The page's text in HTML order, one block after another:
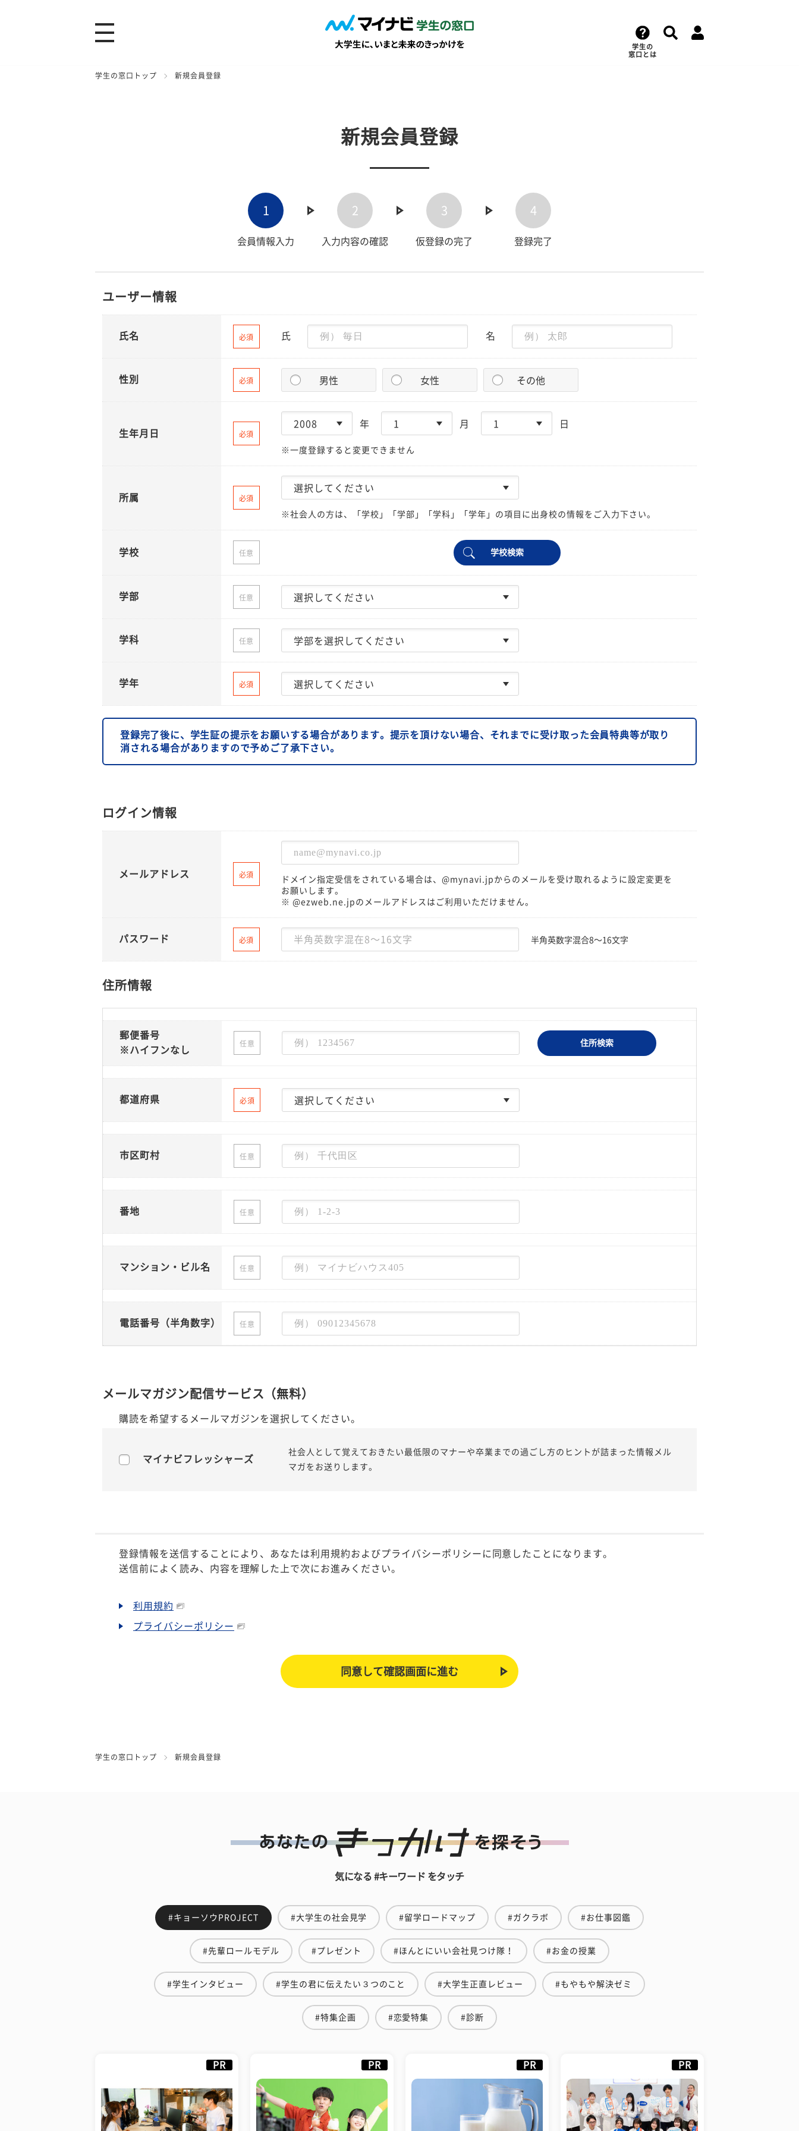
学生の
窓口とは
学生の窓口トップ 新規会員登録
新規会員登録
1
会員情報入力
2
入力内容の確認
3
仮登録の完了
4
登録完了
ユーザー情報
氏名 必須 氏 名
性別 必須 男性 女性 その他
生年月日 必須
年 月 日
※一度登録すると変更できません
所属 必須
※社会人の方は、「学校」「学部」「学科」「学年」の項目に出身校の情報をご入力下さい。
学校 任意 学校検索
学部 任意
学科 任意
学年 必須
登録完了後に、学生証の提示をお願いする場合があります。提示を頂けない場合、それまでに受け取った会員特典等が取り
消される場合がありますので予めご了承下さい。
ログイン情報
メールアドレス 必須
ドメイン指定受信をされている場合は、@mynavi.jpからのメールを受け取れるように設定変更を
お願いします。
※ @ezweb.ne.jpのメールアドレスはご利用いただけません。
パスワード 必須 半角英数字混合8〜16文字
住所情報
郵便番号
※ハイフンなし
任意 住所検索
都道府県 必須
市区町村 任意
番地 任意
マンション・ビル名 任意
電話番号（半角数字） 任意
メールマガジン配信サービス（無料）
購読を希望するメールマガジンを選択してください。
マイナビフレッシャーズ
社会人として覚えておきたい最低限のマナーや卒業までの過ごし方のヒントが詰まった情報メル
マガをお送りします。
登録情報を送信することにより、あなたは利用規約およびプライバシーポリシーに同意したことになります。
送信前によく読み、内容を理解した上で次にお進みください。
利用規約
プライバシーポリシー
学生の窓口トップ 新規会員登録
気になる #キーワード をタッチ
#キョーソウPROJECT #大学生の社会見学 #留学ロードマップ #ガクラボ #お仕事図鑑
#先輩ロールモデル #プレゼント #ほんとにいい会社見つけ隊！ #お金の授業
#学生インタビュー #学生の君に伝えたい３つのこと #大学生正直レビュー #もやもや解決ゼミ
#特集企画 #恋愛特集 #診断
PR PR PR PR